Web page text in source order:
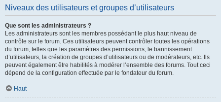
Niveaux des utilisateurs et groupes d’utilisateurs
Que sont les administrateurs ?
Les administrateurs sont les membres possédant le plus haut niveau de
contrôle sur le forum. Ces utilisateurs peuvent contrôler toutes les opérations
du forum, telles que les paramètres des permissions, le bannissement
d’utilisateurs, la création de groupes d’utilisateurs ou de modérateurs, etc. Ils
peuvent également être habilités à modérer l’ensemble des forums. Tout ceci
dépend de la configuration effectuée par le fondateur du forum.
Haut